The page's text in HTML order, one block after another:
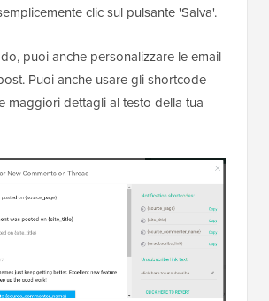
clic sul pulsante 'Salva'.
puoi anche personalizzare le email
Puoi anche usare gli shortcode
maggiori dettagli al testo della tua